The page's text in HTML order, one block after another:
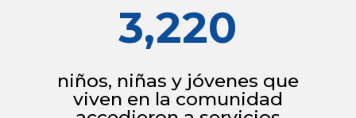
3,220
niños, niñas y jóvenes que
viven en la comunidad